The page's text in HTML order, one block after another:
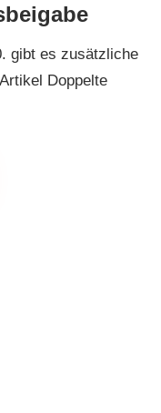
gibt es zusätzliche
Doppelte